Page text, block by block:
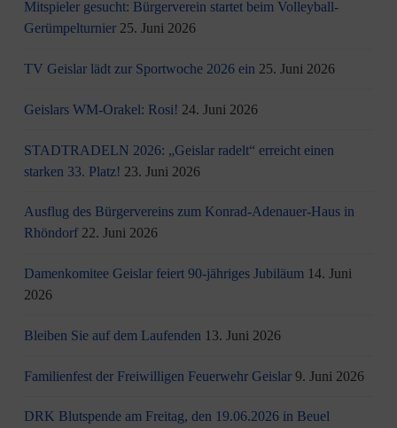
Mitspieler gesucht: Bürgerverein startet beim Volleyball-
Gerümpelturnier 25. Juni 2026
TV Geislar lädt zur Sportwoche 2026 ein 25. Juni 2026
Geislars WM-Orakel: Rosi! 24. Juni 2026
STADTRADELN 2026: „Geislar radelt“ erreicht einen
starken 33. Platz! 23. Juni 2026
Ausflug des Bürgervereins zum Konrad-Adenauer-Haus in
Rhöndorf 22. Juni 2026
Damenkomitee Geislar feiert 90-jähriges Jubiläum 14. Juni
2026
Bleiben Sie auf dem Laufenden 13. Juni 2026
Familienfest der Freiwilligen Feuerwehr Geislar 9. Juni 2026
DRK Blutspende am Freitag, den 19.06.2026 in Beuel